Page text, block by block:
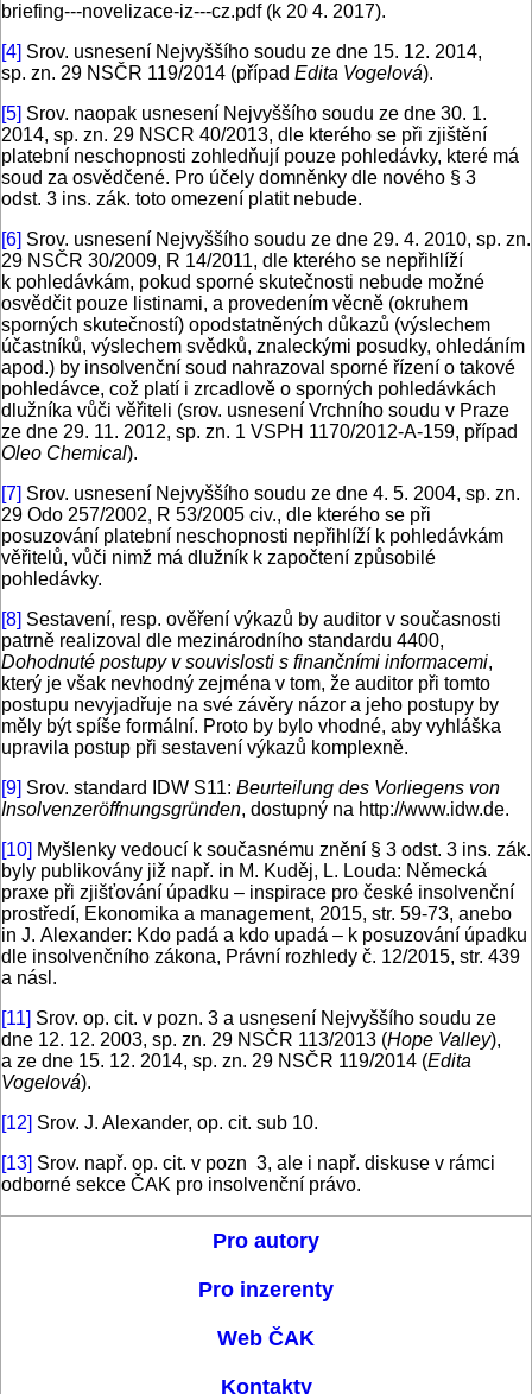
briefing---novelizace-iz---cz.pdf (k 20 4. 2017).
[4] Srov. usnesení Nejvyššího soudu ze dne 15. 12. 2014,
sp. zn. 29 NSČR 119/2014 (případ Edita Vogelová).
[5] Srov. naopak usnesení Nejvyššího soudu ze dne 30. 1.
2014, sp. zn. 29 NSCR 40/2013, dle kterého se při zjištění
platební neschopnosti zohledňují pouze pohledávky, které má
soud za osvědčené. Pro účely domněnky dle nového § 3
odst. 3 ins. zák. toto omezení platit nebude.
[6] Srov. usnesení Nejvyššího soudu ze dne 29. 4. 2010, sp. zn.
29 NSČR 30/2009, R 14/2011, dle kterého se nepřihlíží
k pohledávkám, pokud sporné skutečnosti nebude možné
osvědčit pouze listinami, a provedením věcně (okruhem
sporných skutečností) opodstatněných důkazů (výslechem
účastníků, výslechem svědků, znaleckými posudky, ohledáním
apod.) by insolvenční soud nahrazoval sporné řízení o takové
pohledávce, což platí i zrcadlově o sporných pohledávkách
dlužníka vůči věřiteli (srov. usnesení Vrchního soudu v Praze
ze dne 29. 11. 2012, sp. zn. 1 VSPH 1170/2012-A-159, případ
Oleo Chemical).
[7] Srov. usnesení Nejvyššího soudu ze dne 4. 5. 2004, sp. zn.
29 Odo 257/2002, R 53/2005 civ., dle kterého se při
posuzování platební neschopnosti nepřihlíží k pohledávkám
věřitelů, vůči nimž má dlužník k započtení způsobilé
pohledávky.
[8] Sestavení, resp. ověření výkazů by auditor v současnosti
patrně realizoval dle mezinárodního standardu 4400,
Dohodnuté postupy v souvislosti s finančními informacemi,
který je však nevhodný zejména v tom, že auditor při tomto
postupu nevyjadřuje na své závěry názor a jeho postupy by
měly být spíše formální. Proto by bylo vhodné, aby vyhláška
upravila postup při sestavení výkazů komplexně.
[9] Srov. standard IDW S11: Beurteilung des Vorliegens von
Insolvenzeröffnungsgründen, dostupný na http://www.idw.de.
[10] Myšlenky vedoucí k současnému znění § 3 odst. 3 ins. zák.
byly publikovány již např. in M. Kuděj, L. Louda: Německá
praxe při zjišťování úpadku – inspirace pro české insolvenční
prostředí, Ekonomika a management, 2015, str. 59-73, anebo
in J. Alexander: Kdo padá a kdo upadá – k posuzování úpadku
dle insolvenčního zákona, Právní rozhledy č. 12/2015, str. 439
a násl.
[11] Srov. op. cit. v pozn. 3 a usnesení Nejvyššího soudu ze
dne 12. 12. 2003, sp. zn. 29 NSČR 113/2013 (Hope Valley),
a ze dne 15. 12. 2014, sp. zn. 29 NSČR 119/2014 (Edita
Vogelová).
[12] Srov. J. Alexander, op. cit. sub 10.
[13] Srov. např. op. cit. v pozn 3, ale i např. diskuse v rámci
odborné sekce ČAK pro insolvenční právo.
Pro autory
Pro inzerenty
Web ČAK
Kontakty